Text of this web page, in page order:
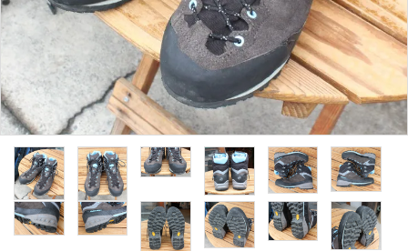
店舗情報
POLICY
INFORMATION
ACCOUNT MENU
ようこそ ゲスト 様